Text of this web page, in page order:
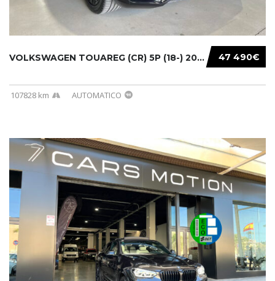
47 490€
VOLKSWAGEN TOUAREG (CR) 5P (18-) 2021...
107828 km AUTOMATICO